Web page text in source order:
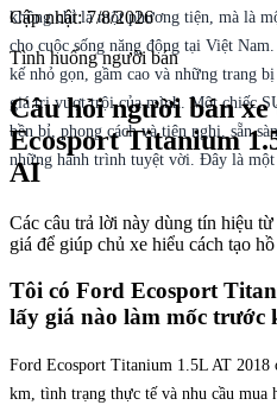
không chỉ là một phương tiện, mà là
cho cuộc sống năng động tại Việt
kế nhỏ gọn, gầm cao và những trang
giá trị vượt trội của mình. Một chiếc
bền bỉ, phong cách và tiện nghi, sẵn
những hành trình tuyệt vời. Đây là
Cập nhật:7/8/2026
Tình huống người bán
Câu hỏi người bán
Ecosport Titanium
AI
Các câu trả lời này dùng tín hiệu
giá để giúp chủ xe hiểu cách tạo
Tôi có Ford Ecosport
lấy giá nào làm mốc trước
Ford Ecosport Titanium 1.5L AT 2018
km, tình trạng thực tế và nhu cầu mua